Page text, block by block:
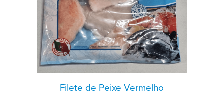
Filete de Peixe Vermelho